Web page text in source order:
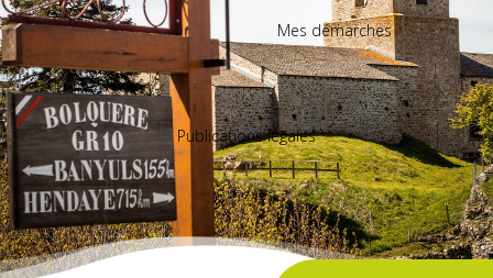
Mes démarches
Publications légales